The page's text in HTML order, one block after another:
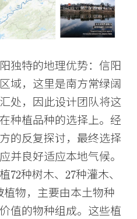
独特的地理优势：信阳
域，这里是南方常绿阔
处，因此设计团队将这
种植品种的选择上。经
的反复探讨，最终选择
并良好适应本地气候。
72种树木、27种灌木、
植物，主要由本土物种
值的物种组成。这些植